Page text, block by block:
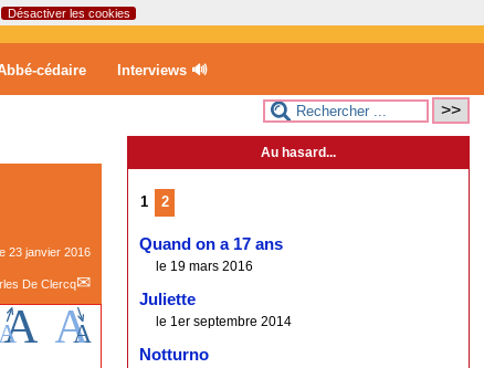
Désactiver les cookies
cédaire Interviews 🔊
23 janvier 2016
De Clercq
Au hasard...
1 2
Quand on a 17 ans
le 19 mars 2016
Juliette
le 1er septembre 2014
Notturno